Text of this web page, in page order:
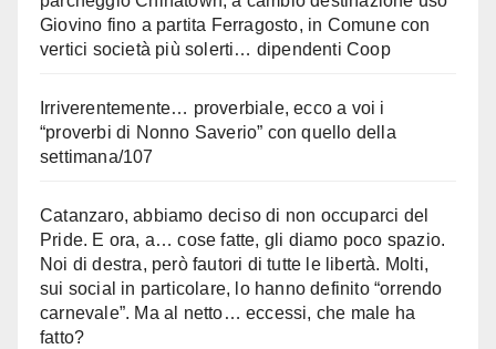
Giovino fino a partita Ferragosto, in Comune con
vertici società più solerti… dipendenti Coop
Irriverentemente… proverbiale, ecco a voi i
“proverbi di Nonno Saverio” con quello della
settimana/107
Catanzaro, abbiamo deciso di non occuparci del
Pride. E ora, a… cose fatte, gli diamo poco spazio.
Noi di destra, però fautori di tutte le libertà. Molti,
sui social in particolare, lo hanno definito “orrendo
carnevale”. Ma al netto… eccessi, che male ha
fatto?